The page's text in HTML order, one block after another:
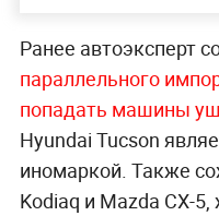
Ранее автоэксперт
параллельного
попадать машины
Hyundai Tucson
иномаркой. Также
Kodiaq и Mazda CX-